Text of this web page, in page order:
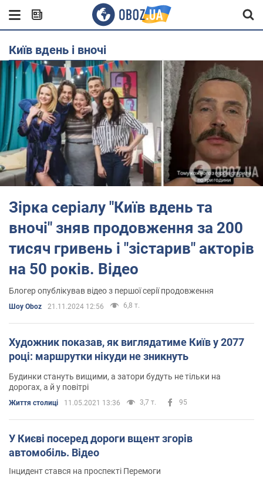
Київ вдень і вночі
Зірка серіалу "Київ вдень та
вночі" зняв продовження за 200
тисяч гривень і "зістарив" акторів
на 50 років. Відео
Блогер опублікував відео з першої серії продовження
Шоу Oboz 21.11.2024 12:56 6,8 т.
Художник показав, як виглядатиме Київ у 2077
році: маршрутки нікуди не зникнуть
Будинки стануть вищими, а затори будуть не тільки на
дорогах, а й у повітрі
Життя столиці 11.05.2021 13:36 3,7 т. 95
У Києві посеред дороги вщент згорів
автомобіль. Відео
Інцидент стався на проспекті Перемоги